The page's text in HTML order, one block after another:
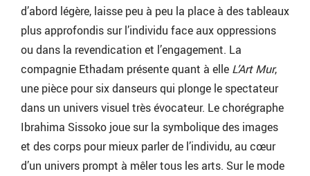
d’abord légère, laisse peu à peu la place à des tableaux
plus approfondis sur l’individu face aux oppressions
ou dans la revendication et l’engagement. La
compagnie Ethadam présente quant à elle L’Art Mur,
une pièce pour six danseurs qui plonge le spectateur
dans un univers visuel très évocateur. Le chorégraphe
Ibrahima Sissoko joue sur la symbolique des images
et des corps pour mieux parler de l’individu, au cœur
d’un univers prompt à mêler tous les arts. Sur le mode